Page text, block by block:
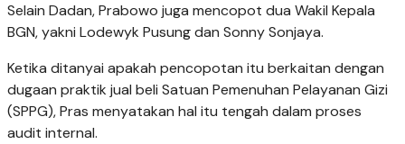
Selain Dadan, Prabowo juga mencopot dua Wakil Kepala
BGN, yakni Lodewyk Pusung dan Sonny Sonjaya.
Ketika ditanyai apakah pencopotan itu berkaitan dengan
dugaan praktik jual beli Satuan Pemenuhan Pelayanan Gizi
(SPPG), Pras menyatakan hal itu tengah dalam proses
audit internal.